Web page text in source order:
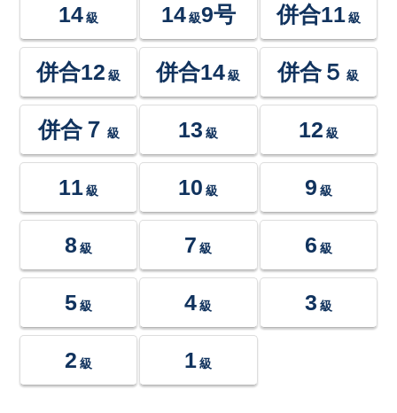
14 級 14級9号 併合11 級
併合12 級 併合14 級 併合５ 級
併合７ 級 13 級 12 級
11 級 10 級 9 級
8 級 7 級 6 級
5 級 4 級 3 級
2 級 1 級